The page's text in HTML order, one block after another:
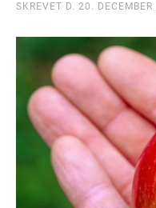
SKREVET D. 20.